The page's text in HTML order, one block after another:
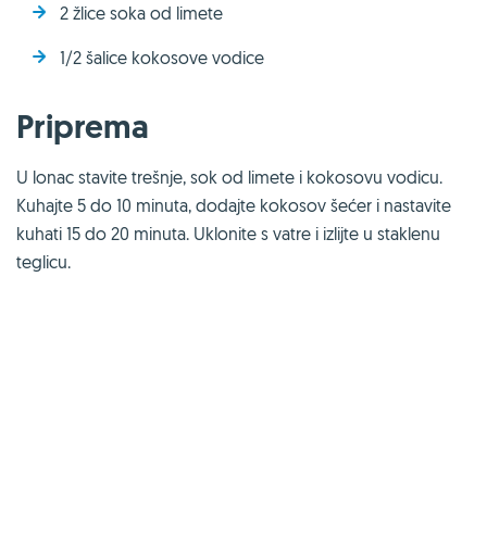
2 žlice soka od limete
1/2 šalice kokosove vodice
Priprema
U lonac stavite trešnje, sok od limete i kokosovu vodicu.
Kuhajte 5 do 10 minuta, dodajte kokosov šećer i nastavite
kuhati 15 do 20 minuta. Uklonite s vatre i izlijte u staklenu
teglicu.